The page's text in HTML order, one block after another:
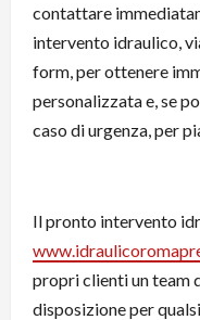
contattare
intervento idraulico,
form, per ottenere
personalizzata e, se
caso di urgenza, per
Il pronto intervento
propri clienti un team
disposizione per